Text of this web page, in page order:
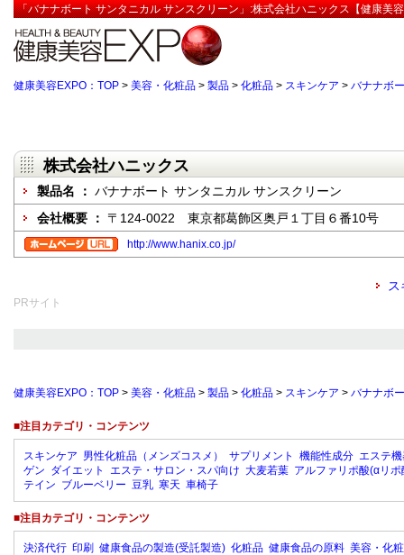
「バナナボート サンタニカル サンスクリーン」:株式会社ハニックス【健康美
健康美容EXPO：TOP > 美容・化粧品 > 製品 > 化粧品 > スキンケア > バナナボ
株式会社ハニックス
製品名 ： バナナボート サンタニカル サンスクリーン
会社概要 ： 〒124-0022 東京都葛飾区奥戸１丁目６番10号
http://www.hanix.co.jp/
PRサイト
健康美容EXPO：TOP > 美容・化粧品 > 製品 > 化粧品 > スキンケア > バナナボ
■注目カテゴリ・コンテンツ
スキンケア 男性化粧品（メンズコスメ） サプリメント 機能性成分 エステ
ゲン ダイエット エステ・サロン・スパ向け 大麦若葉 アルファリポ酸(αリポ
テイン ブルーベリー 豆乳 寒天 車椅子
■注目カテゴリ・コンテンツ
決済代行 印刷 健康食品の製造(受託製造) 化粧品 健康食品の原料 美容・化